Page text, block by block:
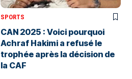
SPORTS
CAN 2025 : Voici pourquoi
Achraf Hakimi a refusé le
trophée après la décision de
la CAF